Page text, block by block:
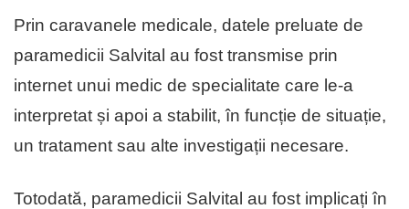
Prin caravanele medicale, datele preluate de
paramedicii Salvital au fost transmise prin
internet unui medic de specialitate care le-a
interpretat și apoi a stabilit, în funcție de situație,
un tratament sau alte investigații necesare.
Totodată, paramedicii Salvital au fost implicați în